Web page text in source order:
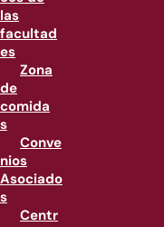
las
facultad
es
Zona
de
comida
s
Conve
nios
Asociado
s
Centr